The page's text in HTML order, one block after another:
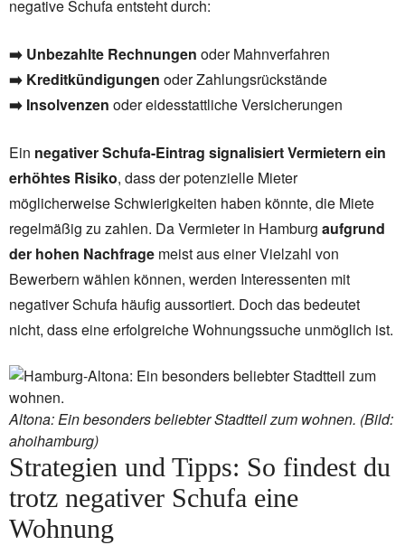
negative Schufa entsteht durch:
➡️ Unbezahlte Rechnungen oder Mahnverfahren
➡️ Kreditkündigungen oder Zahlungsrückstände
➡️ Insolvenzen oder eidesstattliche Versicherungen
Ein negativer Schufa-Eintrag signalisiert Vermietern ein
erhöhtes Risiko, dass der potenzielle Mieter
möglicherweise Schwierigkeiten haben könnte, die Miete
regelmäßig zu zahlen. Da Vermieter in Hamburg aufgrund
der hohen Nachfrage meist aus einer Vielzahl von
Bewerbern wählen können, werden Interessenten mit
negativer Schufa häufig aussortiert. Doch das bedeutet
nicht, dass eine erfolgreiche Wohnungssuche unmöglich ist.
Altona: Ein besonders beliebter Stadtteil zum wohnen. (Bild:
ahoihamburg)
Strategien und Tipps: So findest du
trotz negativer Schufa eine
Wohnung